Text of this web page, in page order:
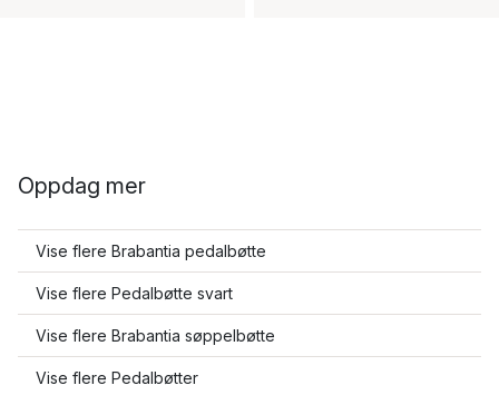
Oppdag mer
Vise flere Brabantia pedalbøtte
Vise flere Pedalbøtte svart
Vise flere Brabantia søppelbøtte
Vise flere Pedalbøtter